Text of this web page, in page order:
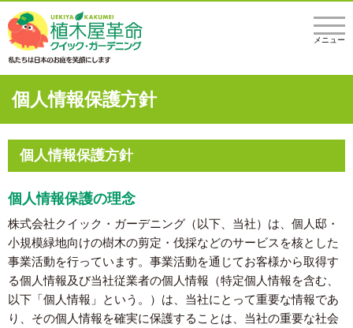
メニュー
個人情報保護方針
個人情報保護方針
個人情報保護の理念
株式会社クイック・ガーデニング（以下、当社）は、個人邸・
小規模緑地向けの樹木の剪定・伐採などのサービスを核とした
事業活動を行っています。事業活動を通じてお客様から取得す
る個人情報及び当社従業者の個人情報（特定個人情報を含む、
以下「個人情報」という。）は、当社にとって重要な情報であ
り、その個人情報を確実に保護することは、当社の重要な社会